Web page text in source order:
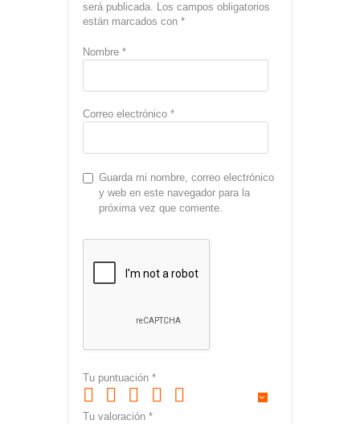
será publicada. Los campos obligatorios
están marcados con*
Nombre*
Correo electrónico*
Guarda mi nombre, correo electrónico
y web en este navegador para la
próxima vez que comente.
Tu puntuación*
Tu valoración*